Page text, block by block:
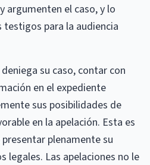
argumenten el caso, y lo
testigos para la audiencia
su caso, contar con
en el expediente
sus posibilidades de
en la apelación. Esta es
plenamente su
legales. Las apelaciones no le